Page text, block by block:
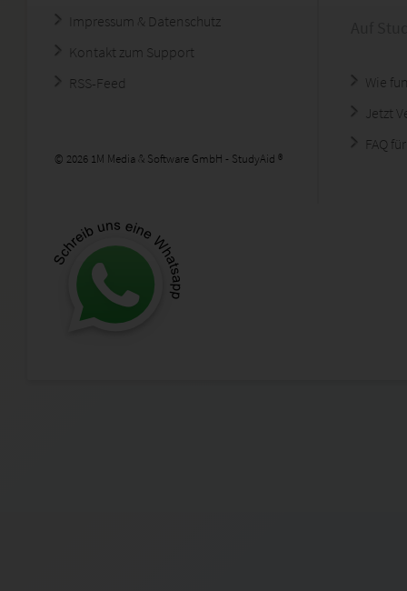
Impressum & Datenschutz
Kontakt zum Support
RSS-Feed
© 2026 1M Media & Software GmbH - StudyAid ®
Wie
Jetzt
FAQ